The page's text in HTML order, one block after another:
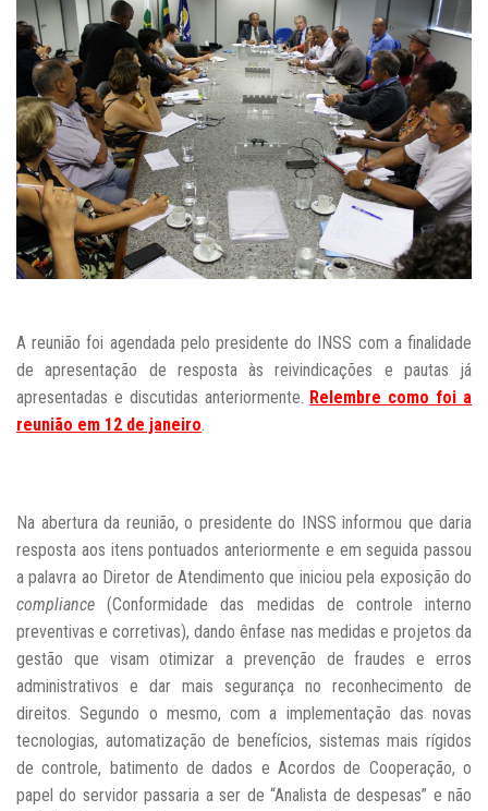
A reunião foi agendada pelo presidente do INSS com a finalidade
de apresentação de resposta às reivindicações e pautas já
apresentadas e discutidas anteriormente. Relembre como foi a
reunião em 12 de janeiro.
Na abertura da reunião, o presidente do INSS informou que daria
resposta aos itens pontuados anteriormente e em seguida passou
a palavra ao Diretor de Atendimento que iniciou pela exposição do
compliance (Conformidade das medidas de controle interno
preventivas e corretivas), dando ênfase nas medidas e projetos da
gestão que visam otimizar a prevenção de fraudes e erros
administrativos e dar mais segurança no reconhecimento de
direitos. Segundo o mesmo, com a implementação das novas
tecnologias, automatização de benefícios, sistemas mais rígidos
de controle, batimento de dados e Acordos de Cooperação, o
papel do servidor passaria a ser de “Analista de despesas” e não